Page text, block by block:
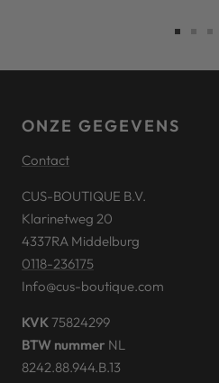
ONZE GEGEVENS
Contact
CUS-BOUTIQUE B.V.
Klarinetweg 20
4337RA Middelburg
0118-236175
Info@cus-boutique.com
KVK75824299
BTW nummer NL
8242.88.944.B.13